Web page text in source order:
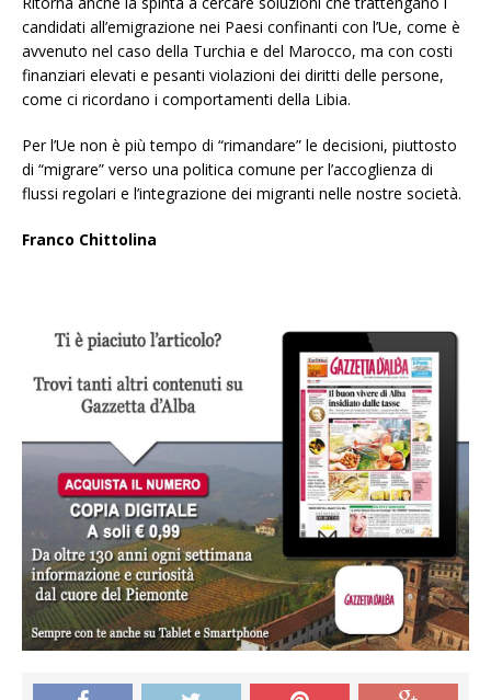
candidati all’emigrazione nei Paesi confinanti con l’Ue, come è
avvenuto nel caso della Turchia e del Marocco, ma con costi
finanziari elevati e pesanti violazioni dei diritti delle persone,
come ci ricordano i comportamenti della Libia.
Per l’Ue non è più tempo di “rimandare” le decisioni, piuttosto
di “migrare” verso una politica comune per l’accoglienza di
flussi regolari e l’integrazione dei migranti nelle nostre società.
Franco Chittolina